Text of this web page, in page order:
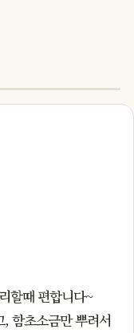
할때 편합니다~
함초소금만 뿌려서